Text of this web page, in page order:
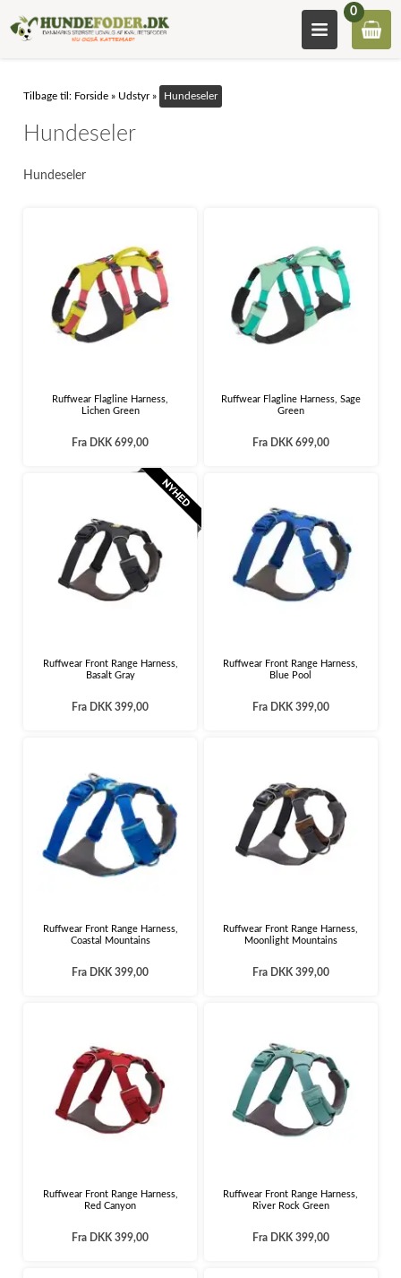
0
Tilbage til: Forside » Udstyr» Hundeseler
Hundeseler
Hundeseler
Ruffwear Flagline Harness,
Lichen Green
Fra DKK 699,00
Ruffwear Flagline Harness, Sage
Green
Fra DKK 699,00
Ruffwear Front Range Harness,
Basalt Gray
Fra DKK 399,00
Ruffwear Front Range Harness,
Blue Pool
Fra DKK 399,00
Ruffwear Front Range Harness,
Coastal Mountains
Fra DKK 399,00
Ruffwear Front Range Harness,
Moonlight Mountains
Fra DKK 399,00
Ruffwear Front Range Harness,
Red Canyon
Fra DKK 399,00
Ruffwear Front Range Harness,
River Rock Green
Fra DKK 399,00